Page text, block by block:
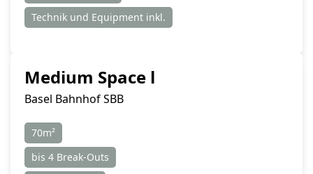
Technik und Equipment inkl.
Medium Space l
Basel Bahnhof SBB
70m²
bis 4 Break-Outs